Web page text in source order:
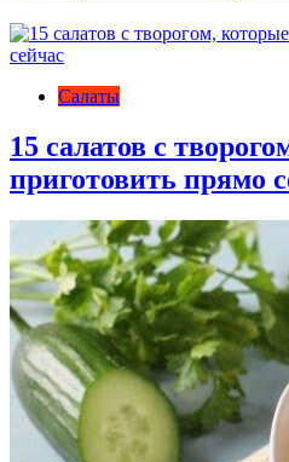
Салаты
15 салатов с
приготовить прямо